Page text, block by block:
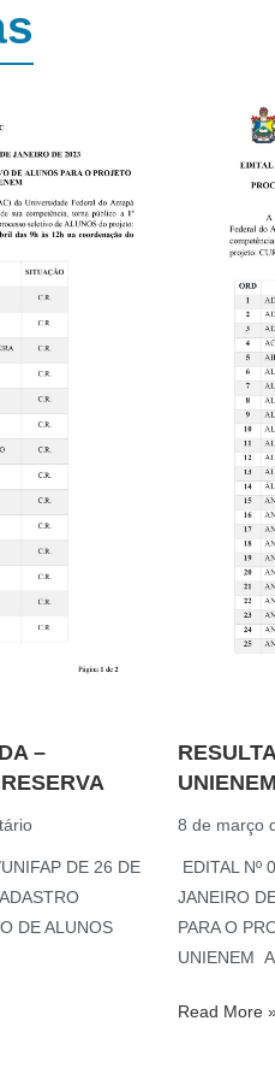
–
DE 26 DE
DE ALUNOS
8 de março
EDITAL Nº
JANEIRO
PARA O
UNIENEM
Read More